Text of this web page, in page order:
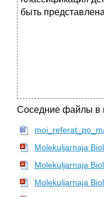
быть
Соседние файлы в
Molekuljarnaja
Molekuljarnaja
Molekuljarnaja